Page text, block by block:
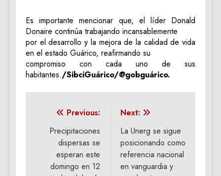
Es importante mencionar que, el líder Donald
Donaire continúa trabajando incansablemente
por el desarrollo y la mejora de la calidad de vida
en el estado Guárico, reafirmando su
compromiso con cada uno de sus
habitantes./SibciGuárico/@gobguárico.
Navegación
entradas
Previous:
Precipitaciones
dispersas se
esperan este
domingo en 12
Next:
La Unerg se sigue
posicionando como
referencia nacional
en vanguardia y